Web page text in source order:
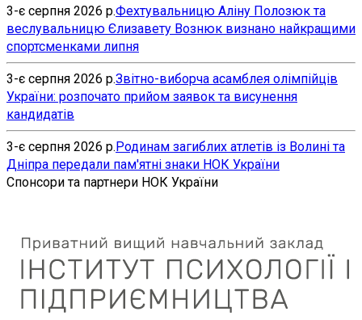
3-є серпня 2026 р.Фехтувальницю Аліну Полозюк та
веслувальницю Єлизавету Вознюк визнано найкращими
спортсменками липня
3-є серпня 2026 р.Звітно-виборча асамблея олімпійців
України: розпочато прийом заявок та висунення
кандидатів
3-є серпня 2026 р.Родинам загиблих атлетів із Волині та
Дніпра передали пам'ятні знаки НОК України
Спонсори та партнери НОК України